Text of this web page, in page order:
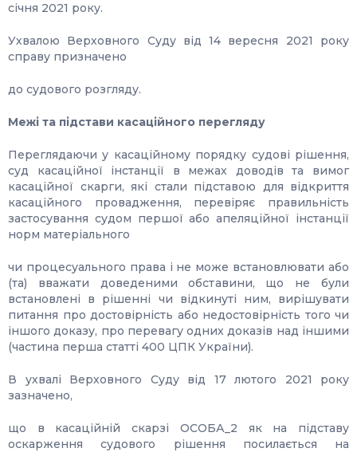
січня 2021 року.
Ухвалою Верховного Суду від 14 вересня 2021 року
справу призначено
до судового розгляду.
Межі та підстави касаційного перегляду
Переглядаючи у касаційному порядку судові рішення,
суд касаційної інстанції в межах доводів та вимог
касаційної скарги, які стали підставою для відкриття
касаційного провадження, перевіряє правильність
застосування судом першої або апеляційної інстанції
норм матеріального
чи процесуального права і не може встановлювати або
(та) вважати доведеними обставини, що не були
встановлені в рішенні чи відкинуті ним, вирішувати
питання про достовірність або недостовірність того чи
іншого доказу, про перевагу одних доказів над іншими
(частина перша статті 400 ЦПК України).
В ухвалі Верховного Суду від 17 лютого 2021 року
зазначено,
що в касаційній скарзі ОСОБА_2 як на підставу
оскарження судового рішення посилається на